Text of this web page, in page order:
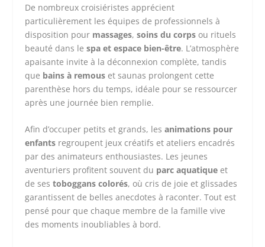
De nombreux croisiéristes apprécient
particulièrement les équipes de professionnels à
disposition pour massages,soins du corps ou rituels
beauté dans lespa et espace bien-être. L’atmosphère
apaisante invite à la déconnexion complète, tandis
que bains à remous et saunas prolongent cette
parenthèse hors du temps, idéale pour se ressourcer
après une journée bien remplie.
Afin d’occuper petits et grands, lesanimations pour
enfants regroupent jeux créatifs et ateliers encadrés
par des animateurs enthousiastes. Les jeunes
aventuriers profitent souvent du parc aquatique et
de sestoboggans colorés, où cris de joie et glissades
garantissent de belles anecdotes à raconter. Tout est
pensé pour que chaque membre de la famille vive
des moments inoubliables à bord.